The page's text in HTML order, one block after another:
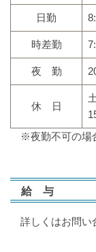
日勤
時差勤
夜 勤
休 日
※夜勤不可の場
給 与
詳しくはお問い